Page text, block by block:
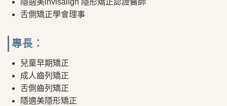
隱適美invisalign 隱形矯正認證醫師
舌側矯正學會理事
專長：
兒童早期矯正
成人齒列矯正
舌側齒列矯正
隱適美隱形矯正